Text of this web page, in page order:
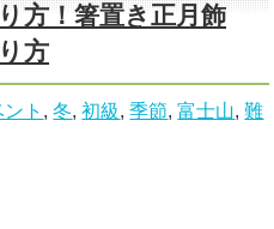
方！箸置き正月飾
方
ト ,冬,初級,季節,富士山,難